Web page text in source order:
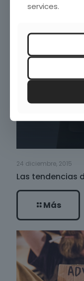
24 diciembre, 2015
Las tendencias
Más
services.